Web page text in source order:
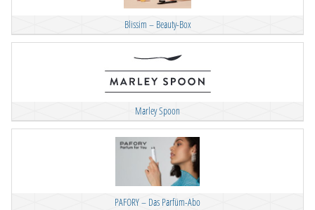
Blissim – Beauty-Box
Marley Spoon
PAFORY – Das Parfüm-Abo